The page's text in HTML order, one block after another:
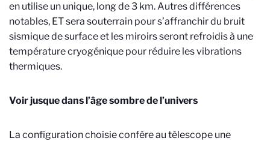
en utilise un unique, long de 3 km. Autres différences
notables, ET sera souterrain pour s’affranchir du bruit
sismique de surface et les miroirs seront refroidis à une
température cryogénique pour réduire les vibrations
thermiques.
Voir jusque dans l’âge sombre de l’univers
La configuration choisie confère au télescope une